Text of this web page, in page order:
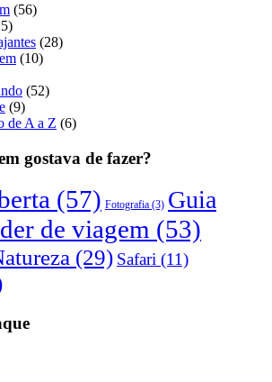
(56)
(28)
(10)
(52)
(9)
de A a Z (6)
gostava de fazer?
(57) Fotografia (3) Guia
de viagem (53)
(29) Safari (11)